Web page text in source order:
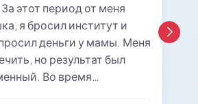
этот период от меня
я бросил институт и
деньги у мамы. Меня
но результат был
Во время